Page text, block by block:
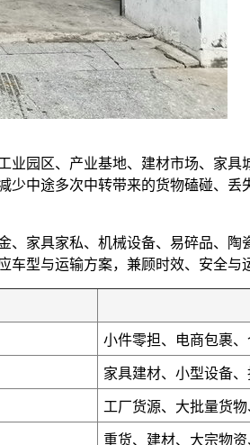
园区、产业基地、建材市场、家
中途多次中转带来的货物磕碰、
家具家私、机械设备、易碎品、
型与运输方案，兼顾时效、安全与
小件零担、电商包裹、
家具建材、小型设备
工厂货源、大批量货
重货、建材、大宗物